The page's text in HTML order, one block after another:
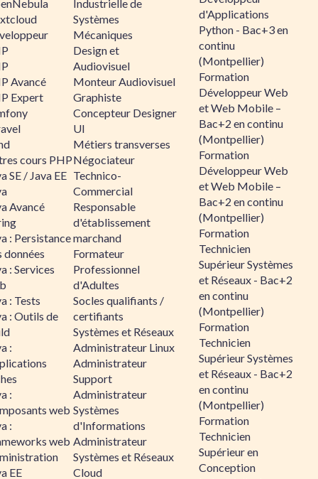
Avancé
Expert
cours PHP
SE / Java EE
Avancé
: Persistance
données
: Services
: Tests
: Outils de
:
:
web
:
web
EE
Industrielle de
Systèmes
Mécaniques
Design et
Audiovisuel
Monteur Audiovisuel
Graphiste
Concepteur Designer
UI
Métiers transverses
Négociateur
Technico-
Commercial
Responsable
d'établissement
marchand
Formateur
Professionnel
d'Adultes
Socles qualifiants /
certifiants
Systèmes et Réseaux
Administrateur Linux
Administrateur
Support
Administrateur
Systèmes
d'Informations
Administrateur
Systèmes et Réseaux
Cloud
d'Applications
Python - Bac+3 en
continu
(Montpellier)
Formation
Développeur Web
et Web Mobile –
Bac+2 en continu
(Montpellier)
Formation
Développeur Web
et Web Mobile –
Bac+2 en continu
(Montpellier)
Formation
Technicien
Supérieur Systèmes
et Réseaux - Bac+2
en continu
(Montpellier)
Formation
Technicien
Supérieur Systèmes
et Réseaux - Bac+2
en continu
(Montpellier)
Formation
Technicien
Supérieur en
Conception